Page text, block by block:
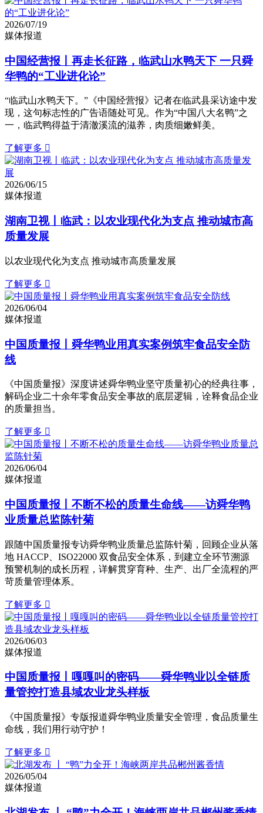
2026/07/19
媒体报道
中国经营报丨再走长征路，临武山水鸭天下 一只舜
华鸭的“工业进化论”
“临武山水鸭天下。”《中国经营报》记者在临武县采访途中发
现，这句标志性的广告语随处可见。作为“中国八大名鸭”之
一，临武鸭得益于清澈溪流的滋养，肉质细嫩鲜美。
了解更多 
2026/06/15
媒体报道
湖南卫视丨临武：以农业现代化为支点 推动城市高
质量发展
以农业现代化为支点 推动城市高质量发展
了解更多 
2026/06/04
媒体报道
中国质量报丨舜华鸭业用真实案例筑牢食品安全防
线
《中国质量报》深度讲述舜华鸭业坚守质量初心的经典往事，
解码企业二十余年零食品安全事故的底层逻辑，诠释食品企业
的质量担当。
了解更多 
2026/06/04
媒体报道
中国质量报丨不断不松的质量生命线——访舜华鸭
业质量总监陈针菊
跟随中国质量报专访舜华鸭业质量总监陈针菊，回顾企业从落
地 HACCP、ISO22000 双食品安全体系，到建立全环节溯源
预警机制的成长历程，详解贯穿育种、生产、出厂全流程的严
苛质量管理体系。
了解更多 
2026/06/03
媒体报道
中国质量报丨嘎嘎叫的密码——舜华鸭业以全链质
量管控打造县域农业龙头样板
《中国质量报》专版报道舜华鸭业质量安全管理，食品质量生
命线，我们用行动守护！
了解更多 
2026/05/04
媒体报道